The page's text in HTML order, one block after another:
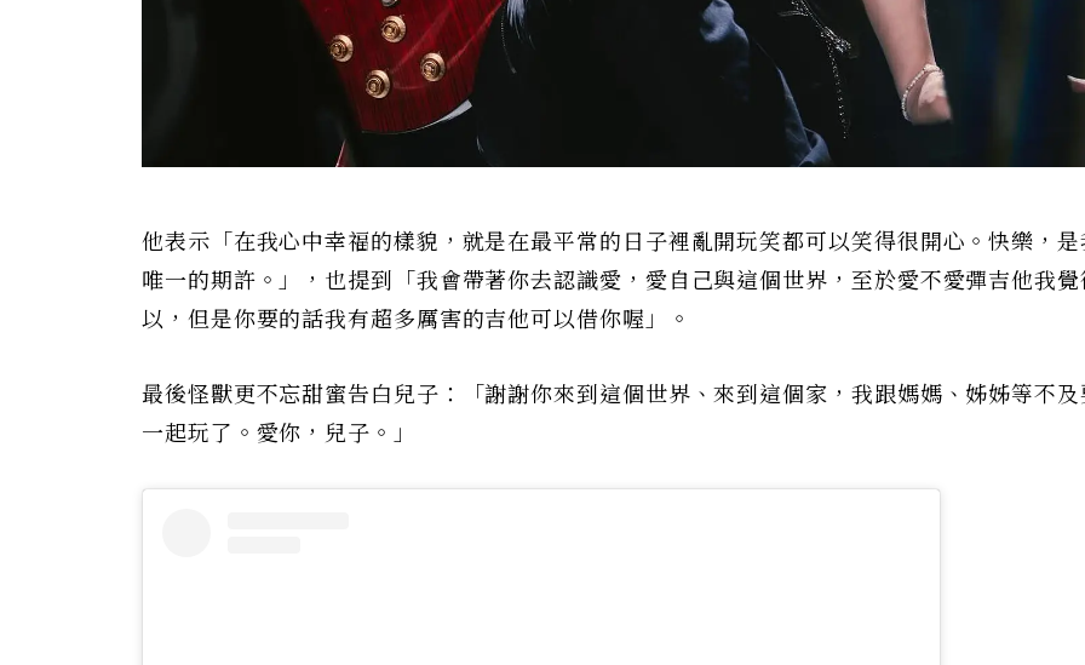
他表示「在我心中幸福的樣貌，就是在最平常的日子裡亂開玩笑都可以笑得很開心。快樂，
唯一的期許。」，也提到「我會帶著你去認識愛，愛自己與這個世界，至於愛不愛彈吉他我
以，但是你要的話我有超多厲害的吉他可以借你喔」。
最後怪獸更不忘甜蜜告白兒子：「謝謝你來到這個世界、來到這個家，我跟媽媽、姊姊等不
一起玩了。愛你，兒子。」